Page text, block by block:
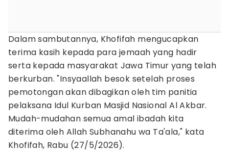
Dalam sambutannya, Khofifah mengucapkan
terima kasih kepada para jemaah yang hadir
serta kepada masyarakat Jawa Timur yang telah
berkurban. "Insyaallah besok setelah proses
pemotongan akan dibagikan oleh tim panitia
pelaksana Idul Kurban Masjid Nasional Al Akbar.
Mudah-mudahan semua amal ibadah kita
diterima oleh Allah Subhanahu wa Ta'ala," kata
Khofifah, Rabu (27/5/2026).